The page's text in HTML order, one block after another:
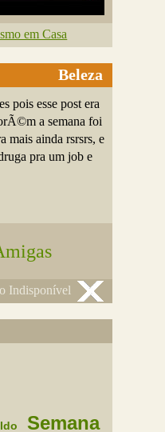
em Casa
Beleza
pois esse post era
a semana foi
mais ainda rsrsrs, e
pra um job e
Indisponível
Ido Semana